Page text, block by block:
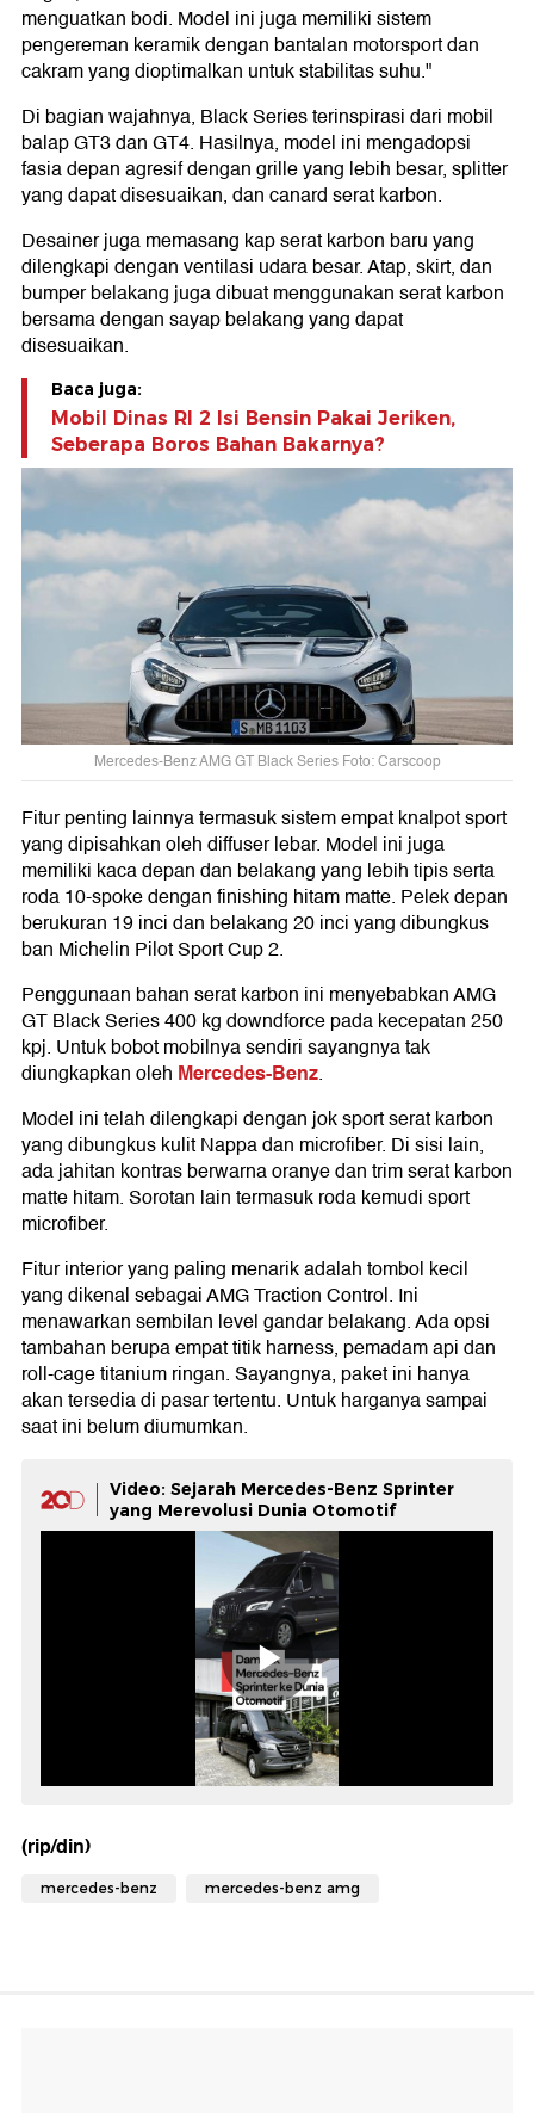
menguatkan bodi. Model ini juga memiliki sistem
pengereman keramik dengan bantalan motorsport dan
cakram yang dioptimalkan untuk stabilitas suhu."
Di bagian wajahnya, Black Series terinspirasi dari mobil
balap GT3 dan GT4. Hasilnya, model ini mengadopsi
fasia depan agresif dengan grille yang lebih besar, splitter
yang dapat disesuaikan, dan canard serat karbon.
Desainer juga memasang kap serat karbon baru yang
dilengkapi dengan ventilasi udara besar. Atap, skirt, dan
bumper belakang juga dibuat menggunakan serat karbon
bersama dengan sayap belakang yang dapat
disesuaikan.
Baca juga:
Mobil Dinas RI 2 Isi Bensin Pakai Jeriken,
Seberapa Boros Bahan Bakarnya?
Mercedes-Benz AMG GT Black Series Foto: Carscoop
Fitur penting lainnya termasuk sistem empat knalpot sport
yang dipisahkan oleh diffuser lebar. Model ini juga
memiliki kaca depan dan belakang yang lebih tipis serta
roda 10-spoke dengan finishing hitam matte. Pelek depan
berukuran 19 inci dan belakang 20 inci yang dibungkus
ban Michelin Pilot Sport Cup 2.
Penggunaan bahan serat karbon ini menyebabkan AMG
GT Black Series 400 kg downdforce pada kecepatan 250
kpj. Untuk bobot mobilnya sendiri sayangnya tak
diungkapkan oleh Mercedes-Benz.
Model ini telah dilengkapi dengan jok sport serat karbon
yang dibungkus kulit Nappa dan microfiber. Di sisi lain,
ada jahitan kontras berwarna oranye dan trim serat karbon
matte hitam. Sorotan lain termasuk roda kemudi sport
microfiber.
Fitur interior yang paling menarik adalah tombol kecil
yang dikenal sebagai AMG Traction Control. Ini
menawarkan sembilan level gandar belakang. Ada opsi
tambahan berupa empat titik harness, pemadam api dan
roll-cage titanium ringan. Sayangnya, paket ini hanya
akan tersedia di pasar tertentu. Untuk harganya sampai
saat ini belum diumumkan.
Video: Sejarah Mercedes-Benz Sprinter
yang Merevolusi Dunia Otomotif
(rip/din)
mercedes-benz mercedes-benz amg